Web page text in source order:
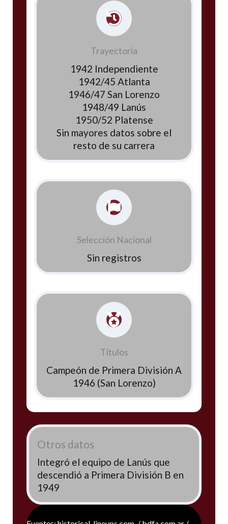
Trayectoria
1942 Independiente
1942/45 Atlanta
1946/47 San Lorenzo
1948/49 Lanús
1950/52 Platense
Sin mayores datos sobre el
resto de su carrera
Selección Nacional
Sin registros
Títulos
Campeón de Primera División A
1946 (San Lorenzo)
Otros datos
Integró el equipo de Lanús que
descendió a Primera División B en
1949